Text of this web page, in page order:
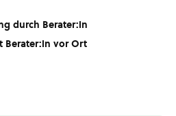
durch Berater:in
Berater:in vor Ort